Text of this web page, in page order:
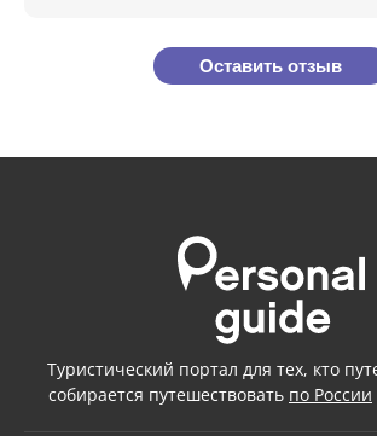
Оставить отзыв
Туристический портал для тех, кто
собирается путешествовать по России